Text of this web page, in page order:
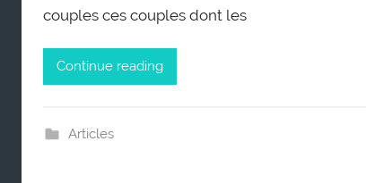
couples ces couples dont les
Continue reading
Articles